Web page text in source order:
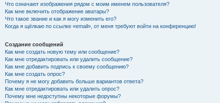
Что означают изображения рядом с моим именем пользователя?
Как мне включить отображение аватары?
Что такое звание и как я могу изменить его?
Когда я щёлкаю по ссылке «email», от меня требуют войти на конференцию!
Создание сообщений
Как мне создать новую тему или сообщение?
Как мне отредактировать или удалить сообщение?
Как мне добавить подпись к своему сообщению?
Как мне создать опрос?
Почему я не могу добавить больше вариантов ответа?
Как мне отредактировать или удалить опрос?
Почему мне недоступны некоторые форумы?